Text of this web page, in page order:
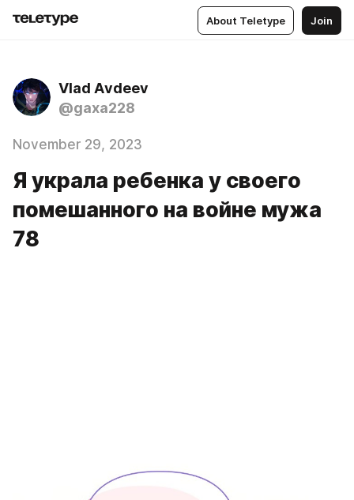
About Teletype Join
Vlad Аvdeev
@gaxa228
November 29, 2023
Я украла ребенка у своего
помешанного на войне мужа
78